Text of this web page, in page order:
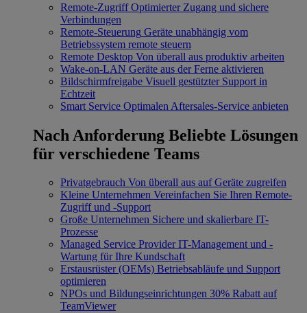
Remote-Zugriff Optimierter Zugang und sichere
Verbindungen
Remote-Steuerung Geräte unabhängig vom
Betriebssystem remote steuern
Remote Desktop Von überall aus produktiv arbeiten
Wake-on-LAN Geräte aus der Ferne aktivieren
Bildschirmfreigabe Visuell gestützter Support in
Echtzeit
Smart Service Optimalen Aftersales-Service anbieten
Nach Anforderung Beliebte Lösungen
für verschiedene Teams
Privatgebrauch Von überall aus auf Geräte zugreifen
Kleine Unternehmen Vereinfachen Sie Ihren Remote-
Zugriff und -Support
Große Unternehmen Sichere und skalierbare IT-
Prozesse
Managed Service Provider IT-Management und -
Wartung für Ihre Kundschaft
Erstausrüster (OEMs) Betriebsabläufe und Support
optimieren
NPOs und Bildungseinrichtungen 30% Rabatt auf
TeamViewer